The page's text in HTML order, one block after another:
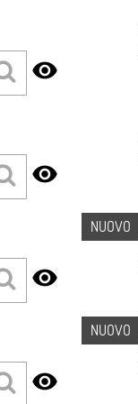


NUOVO

NUOVO
